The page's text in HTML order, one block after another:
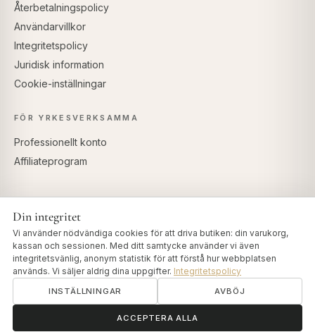
Återbetalningspolicy
Användarvillkor
Integritetspolicy
Juridisk information
Cookie-inställningar
FÖR YRKESVERKSAMMA
Professionellt konto
Affiliateprogram
info@artofvedas.com
ॐ
Din integritet
Vi använder nödvändiga cookies för att driva butiken: din varukorg,
kassan och sessionen. Med ditt samtycke använder vi även
integritetsvänlig, anonym statistik för att förstå hur webbplatsen
används. Vi säljer aldrig dina uppgifter. Integritetspolicy
INSTÄLLNINGAR AVBÖJ
ACCEPTERA ALLA